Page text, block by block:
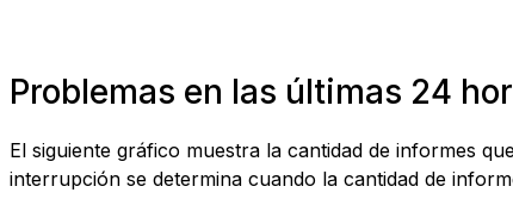
Problemas en las últimas 24
El siguiente gráfico muestra la cantidad de informes
interrupción se determina cuando la cantidad de